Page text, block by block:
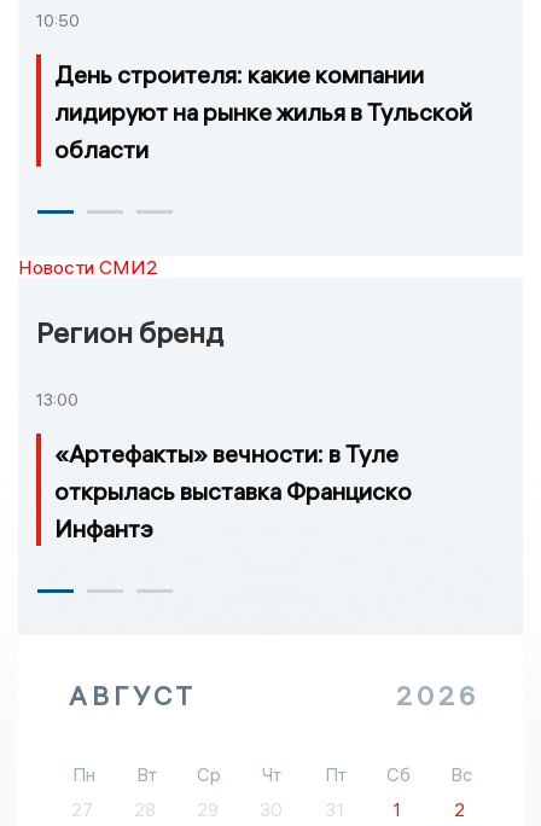
10:50
День строителя: какие компании
лидируют на рынке жилья в Тульской
области
Новости СМИ2
Регион бренд
13:00
«Артефакты» вечности: в Туле
открылась выставка Франциско
Инфантэ
АВГУСТ 2026
Пн Вт Ср Чт Пт Сб
Вс
27
28 29 30 31 1
2